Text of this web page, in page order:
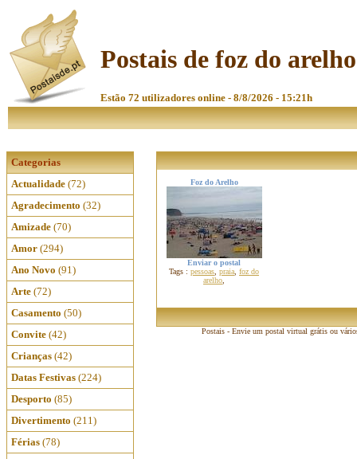
Postais de foz do arelho
Estão 72 utilizadores online - 8/8/2026 - 15:21h
Categorias
Actualidade (72)
Agradecimento (32)
Amizade (70)
Amor (294)
Ano Novo (91)
Arte (72)
Casamento (50)
Convite (42)
Crianças (42)
Datas Festivas (224)
Desporto (85)
Divertimento (211)
Férias (78)
Foz do Arelho
Enviar o postal
Tags : pessoas praia foz do
arelho
Postais - Envie um postal virtual grátis ou